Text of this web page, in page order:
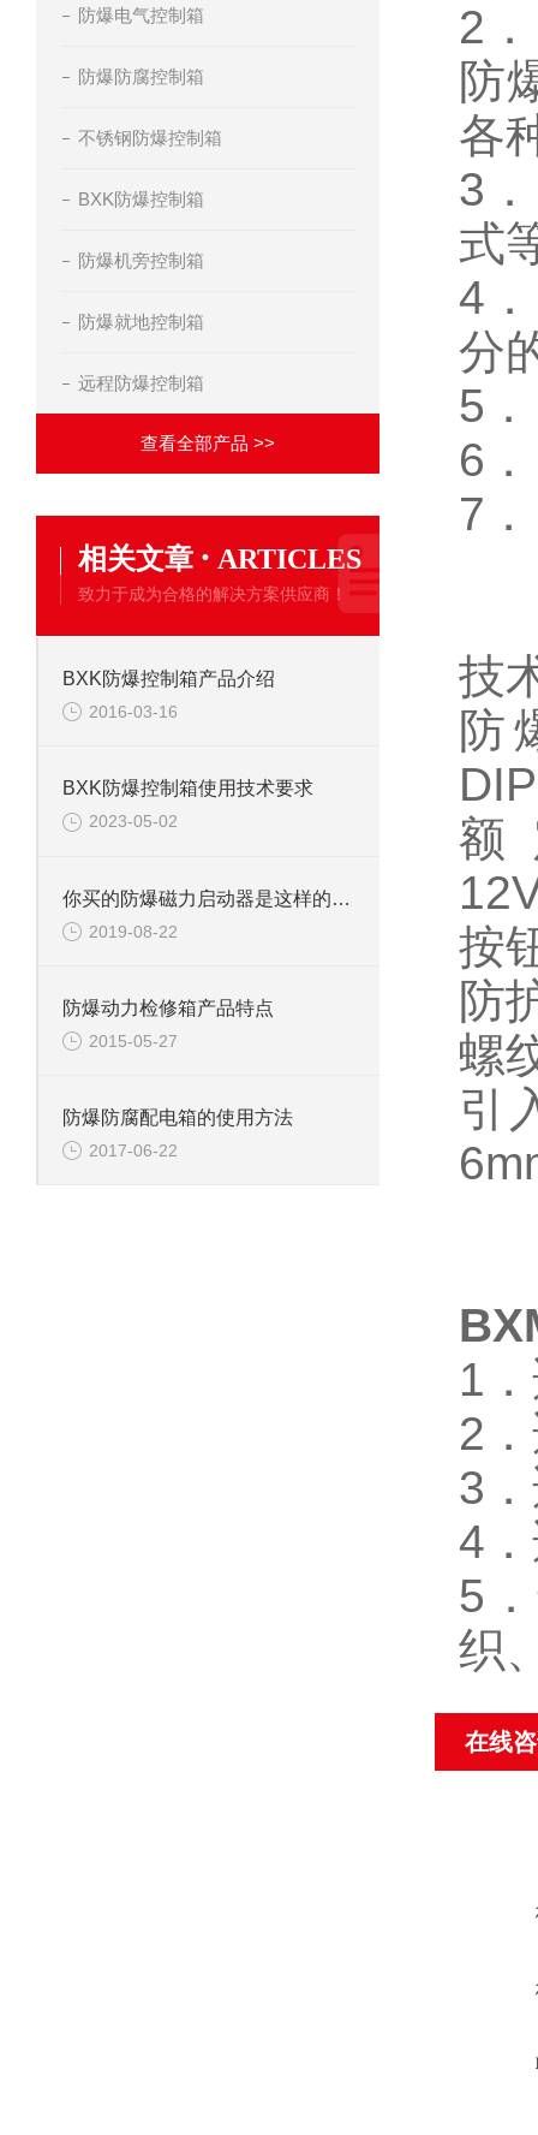
防爆电气控制箱
防爆防腐控制箱
不锈钢防爆控制箱
BXK防爆控制箱
防爆机旁控制箱
防爆就地控制箱
远程防爆控制箱
查看全部产品 >>
相关文章 · ARTICLES
致力于成为合格的解决方案供应商！
BXK防爆控制箱产品介绍
2016-03-16
BXK防爆控制箱使用技术要求
2023-05-02
你买的防爆磁力启动器是这样的吗？
2019-08-22
防爆动力检修箱产品特点
2015-05-27
防爆防腐配电箱的使用方法
2017-06-22
2
防
各
3
式
4
分
5
6
7
技
防
额
按
防
螺
引
1
2
3
4
5
织
在线